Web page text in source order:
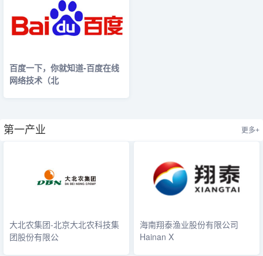
百度一下，你就知道-百度在线
网络技术（北
第一产业 更多+
大北农集团-北京大北农科技集
团股份有限公
海南翔泰渔业股份有限公司
Hainan X